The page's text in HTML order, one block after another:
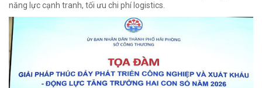
năng lực cạnh tranh, tối ưu chi phí logistics.